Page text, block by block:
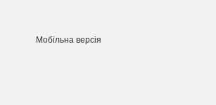
Мобільна версія